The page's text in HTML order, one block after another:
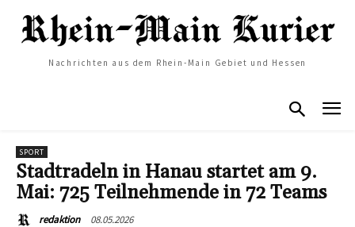
Nachrichten aus dem Rhein-Main Gebiet und Hessen
SPORT
Stadtradeln in Hanau startet am 9.
Mai: 725 Teilnehmende in 72 Teams
redaktion 08.05.2026